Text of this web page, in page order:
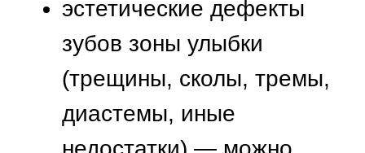
примерка и постоянная
фиксация во рту у
После установки конструкции
стоматолог предоставляет